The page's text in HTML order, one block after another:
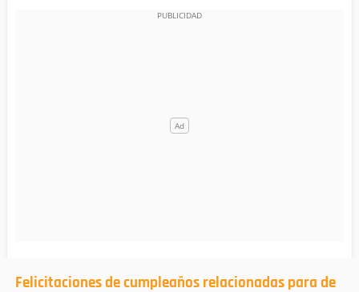
Felicitaciones de cumpleaños relacionadas para de